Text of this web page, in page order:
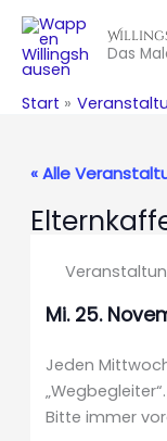
Zum
Inhalt
springen
Das
Start
« Alle
Mi. 25.
Jeden
„Wegbegleiter“.
Bitte immer